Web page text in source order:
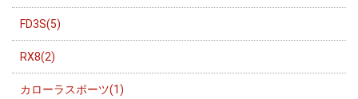
FD3S(5)
RX8(2)
カローラスポーツ(1)